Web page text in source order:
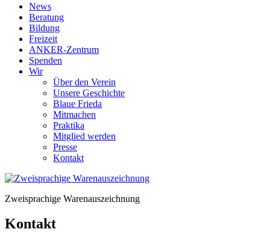
News
Beratung
Bildung
Freizeit
ANKER-Zentrum
Spenden
Wir
Über den Verein
Unsere Geschichte
Blaue Frieda
Mitmachen
Praktika
Mitglied werden
Presse
Kontakt
Zweisprachige Warenauszeichnung
Kontakt